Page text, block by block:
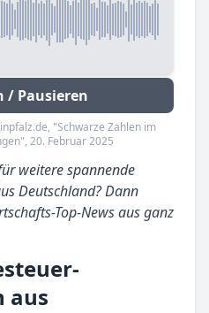
/ Pausieren
"Schwarze Zahlen im
20. Februar 2025
weitere spannende
Deutschland? Dann
Top-News aus ganz
aus